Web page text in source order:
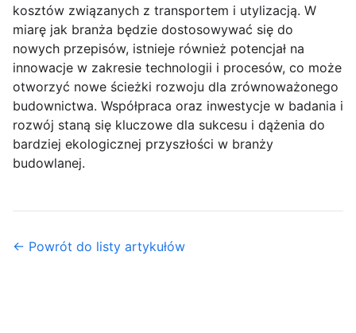
kosztów związanych z transportem i utylizacją. W
miarę jak branża będzie dostosowywać się do
nowych przepisów, istnieje również potencjał na
innowacje w zakresie technologii i procesów, co może
otworzyć nowe ścieżki rozwoju dla zrównoważonego
budownictwa. Współpraca oraz inwestycje w badania i
rozwój staną się kluczowe dla sukcesu i dążenia do
bardziej ekologicznej przyszłości w branży
budowlanej.
← Powrót do listy artykułów